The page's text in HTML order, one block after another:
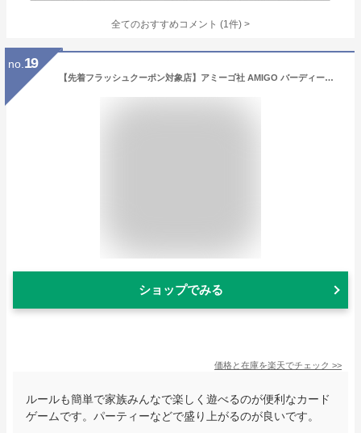
全てのおすすめコメント (1件) >
no. 19
【先着フラッシュクーポン対象店】アミーゴ社 AMIGO バーディーパーティー アナログ 色合わせ ゲーム テーブルゲーム カードゲーム 紙製カード AM5907 4歳から 子供 おもちゃ ギフト プレゼント 知育玩具 脳トレ 認知症予防
ショップでみる
価格と在庫を楽天でチェック >>
ルールも簡単で家族みんなで楽しく遊べるのが便利なカード
ゲームです。パーティーなどで盛り上がるのが良いです。